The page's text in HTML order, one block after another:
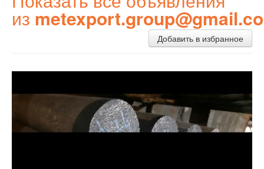
из
Добавить в избранное